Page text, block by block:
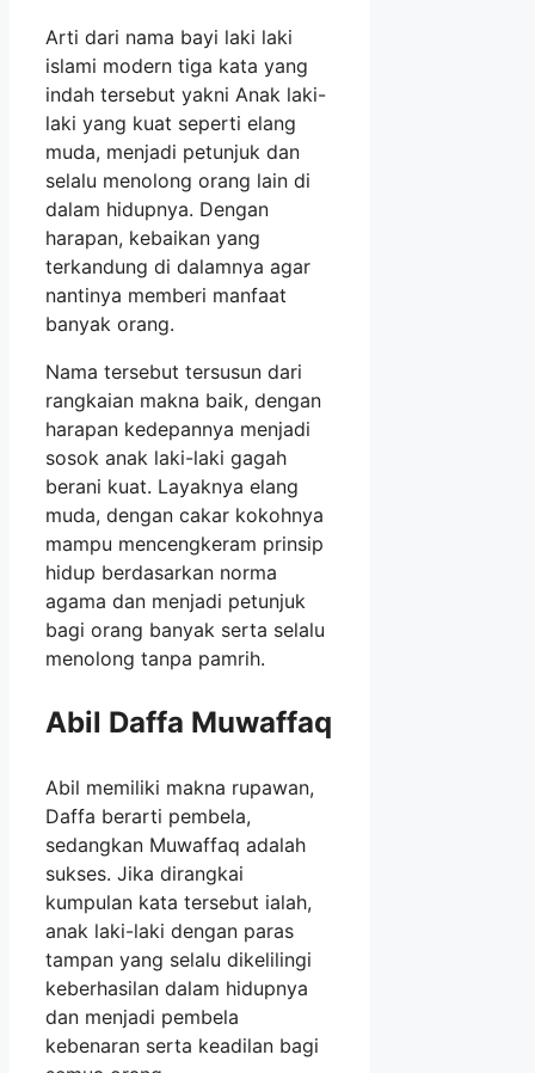
Arti dari nama bayi laki laki
islami modern tiga kata yang
indah tersebut yakni Anak laki-
laki yang kuat seperti elang
muda, menjadi petunjuk dan
selalu menolong orang lain di
dalam hidupnya. Dengan
harapan, kebaikan yang
terkandung di dalamnya agar
nantinya memberi manfaat
banyak orang.
Nama tersebut tersusun dari
rangkaian makna baik, dengan
harapan kedepannya menjadi
sosok anak laki-laki gagah
berani kuat. Layaknya elang
muda, dengan cakar kokohnya
mampu mencengkeram prinsip
hidup berdasarkan norma
agama dan menjadi petunjuk
bagi orang banyak serta selalu
menolong tanpa pamrih.
Abil Daffa Muwaffaq
Abil memiliki makna rupawan,
Daffa berarti pembela,
sedangkan Muwaffaq adalah
sukses. Jika dirangkai
kumpulan kata tersebut ialah,
anak laki-laki dengan paras
tampan yang selalu dikelilingi
keberhasilan dalam hidupnya
dan menjadi pembela
kebenaran serta keadilan bagi